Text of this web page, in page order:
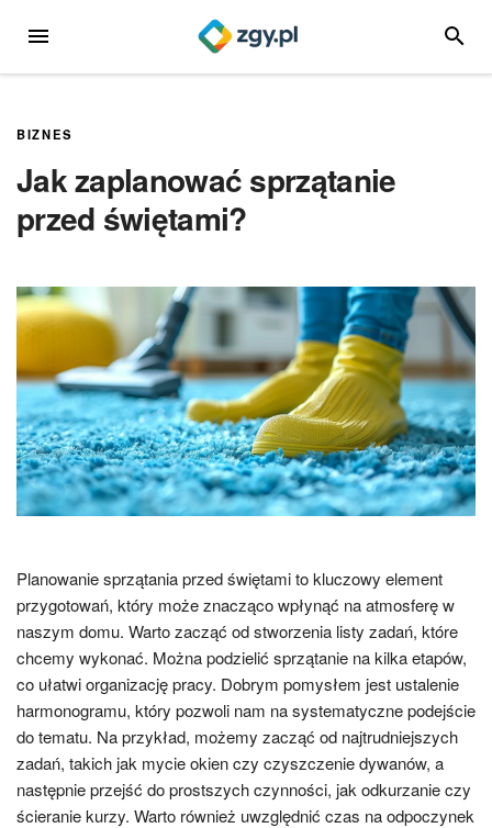
MENU
BIZNES
Jak zaplanować sprzątanie
przed świętami?
Planowanie sprzątania przed świętami to kluczowy element
przygotowań, który może znacząco wpłynąć na atmosferę w
naszym domu. Warto zacząć od stworzenia listy zadań, które
chcemy wykonać. Można podzielić sprzątanie na kilka etapów,
co ułatwi organizację pracy. Dobrym pomysłem jest ustalenie
harmonogramu, który pozwoli nam na systematyczne podejście
do tematu. Na przykład, możemy zacząć od najtrudniejszych
zadań, takich jak mycie okien czy czyszczenie dywanów, a
następnie przejść do prostszych czynności, jak odkurzanie czy
ścieranie kurzy. Warto również uwzględnić czas na odpoczynek